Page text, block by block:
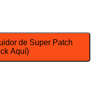
de Super Patch
Aquí)